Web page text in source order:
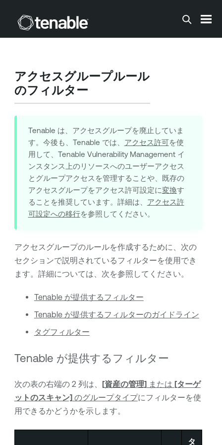
メインコンテンツに移動する
アクセスグループルール
のフィルター
Tenable は、アクセスグループを廃止していま
す。今後も、 Tenable では、 アクセス許可を使
用して、 Tenable Vulnerability Managementイ
ンスタンス上のリソースへのユーザーアクセス
とグループアクセスを管理することや、既存の
アクセスグループをアクセス許可設定に変換す
ることを推奨しています。詳細は、 アクセス許
可設定への移行を参照してください。
アクセスグループのルールを作成するために、次の
セクションで説明されているフィルターを使用でき
ます。詳細については、次を参照してください。
Tenable が提供するフィルター
Tenable が提供するフィルターのガイドライン
タグフィルター
Tenable が提供するフィルター
次の表の右端の 2 列は、 [資産の管理] または [ターゲ
ットのスキャン] のグループタイプにフィルターを使
用できるかどうかを示します。
タ